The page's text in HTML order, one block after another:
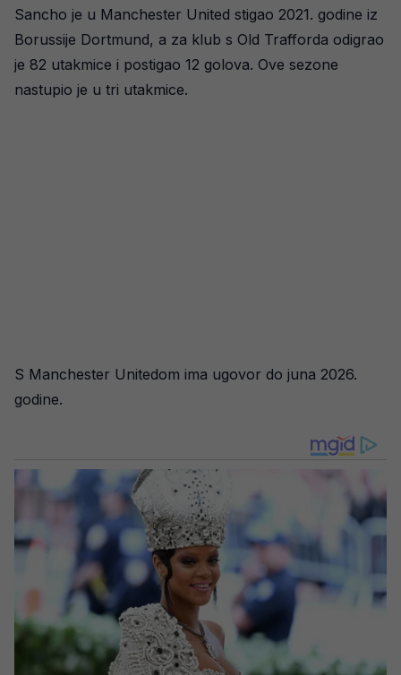
Sancho je u Manchester United stigao 2021. godine iz
Borussije Dortmund, a za klub s Old Trafforda odigrao
je 82 utakmice i postigao 12 golova. Ove sezone
nastupio je u tri utakmice.
S Manchester Unitedom ima ugovor do juna 2026.
godine.